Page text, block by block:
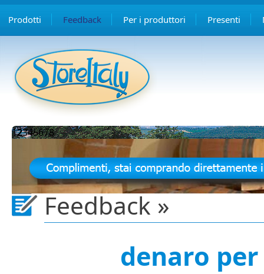
Prodotti Feedback Per i produttori Presenti
12345678
Feedback »
denaro